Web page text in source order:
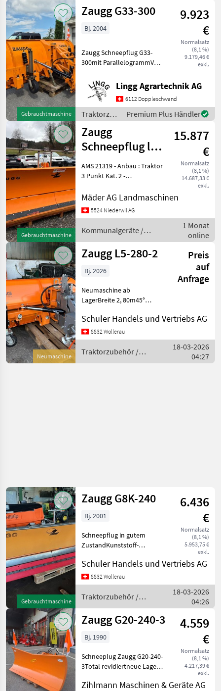
Schneepflüge
Gebrauchtmaschine
Zaugg G33-300
9.923
€
Normalsatz
(8,1 %)
9.179,46 €
exkl.
Bj. 2004
Zaugg Schneepflug G33-
300mit ParallelogrammVSS-
AnbauplatteLaufrollenlanger
Schlauchsatz 1, 7m von der
Anbauplatte,
Seriennummer:20866
Traktorzubehör
Schneepflüge
Lingg Agrartechnik AG
6112 Doppleschwand
Traktorzubehör
/ Zaugg
Premium Plus Händler
Gebrauchtmaschine
Zaugg
Schneepflug leer
G22-300-35°
3Punkt
15.877
€
Normalsatz
(8,1 %)
14.687,33 €
exkl.
AMS 21319 - Anbau : Traktor
3 Punkt Kat. 2 -
cm) - Pflughöhe : 95 cm -
Randabweiser - Zubehör :
Mäder AG Landmaschinen
5524 Niederwil AG
Kommunalgeräte /
Zaugg
1 Monat
online
Neumaschine
Zaugg L5-280-2
Preis
auf
Anfrage
Bj. 2026
Neumaschine ab
LagerBreite 2, 80m45°
Traktorzubehör
Schneepflüge
Schuler Handels und Vertriebs AG
8832 Wollerau
Traktorzubehör /
Zaugg
18-03-2026
04:27
Gebrauchtmaschine
Zaugg G8K-240
6.436
€
Normalsatz
(8,1 %)
5.953,75 €
exkl.
Bj. 2001
Schneepflug in gutem
ZustandKunststoff-
AnbauplatteBeleuchtungsanlageBreite
2.40m Traktorzubehör
Schneepflüge
Schuler Handels und Vertriebs AG
8832 Wollerau
Traktorzubehör /
Zaugg
18-03-2026
04:26
Zaugg G20-240-3
4.559
€
Normalsatz
(8,1 %)
4.217,39 €
exkl.
Bj. 1990
Schneeplug Zaugg G20-240-
3Total revidiertneue Lager
Gewicht:425,
Zihlmann Maschinen & Geräte AG